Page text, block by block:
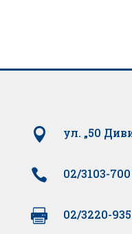
 ул. „50
 02/3103-700
 02/3220-935